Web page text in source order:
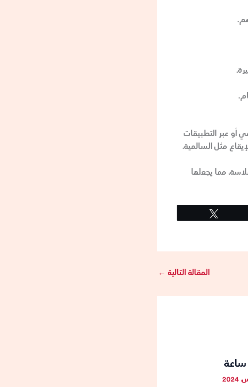
أو عبر التطبيقات
مثل السالمية.
مما يجعلها
المقالة التالية ←